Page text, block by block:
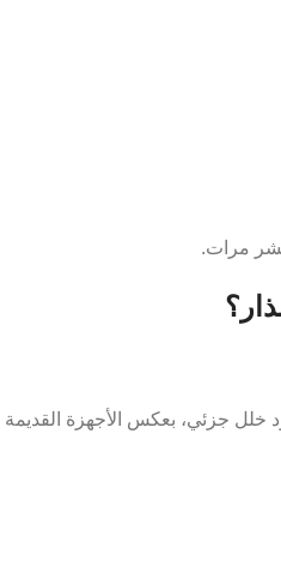
مرات.
جزئي، بعكس الأجهزة القديمة